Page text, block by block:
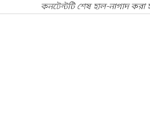
কনটেন্টটি শেষ হাল-নাগাদ